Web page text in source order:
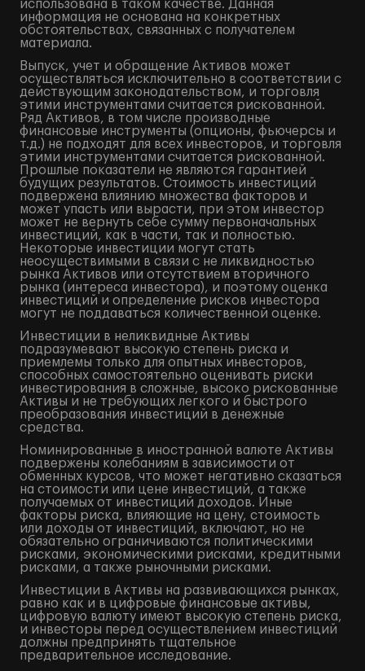
использована в таком качестве. Данная
информация не основана на конкретных
обстоятельствах, связанных с получателем
материала.
Выпуск, учет и обращение Активов может
осуществляться исключительно в соответствии с
действующим законодательством, и торговля
этими инструментами считается рискованной.
Ряд Активов, в том числе производные
финансовые инструменты (опционы, фьючерсы и
т.д.) не подходят для всех инвесторов, и торговля
этими инструментами считается рискованной.
Прошлые показатели не являются гарантией
будущих результатов. Стоимость инвестиций
подвержена влиянию множества факторов и
может упасть или вырасти, при этом инвестор
может не вернуть себе сумму первоначальных
инвестиций, как в части, так и полностью.
Некоторые инвестиции могут стать
неосуществимыми в связи с не ликвидностью
рынка Активов или отсутствием вторичного
рынка (интереса инвестора), и поэтому оценка
инвестиций и определение рисков инвестора
могут не поддаваться количественной оценке.
Инвестиции в неликвидные Активы
подразумевают высокую степень риска и
приемлемы только для опытных инвесторов,
способных самостоятельно оценивать риски
инвестирования в сложные, высоко рискованные
Активы и не требующих легкого и быстрого
преобразования инвестиций в денежные
средства.
Номинированные в иностранной валюте Активы
подвержены колебаниям в зависимости от
обменных курсов, что может негативно сказаться
на стоимости или цене инвестиций, а также
получаемых от инвестиций доходов. Иные
факторы риска, влияющие на цену, стоимость
или доходы от инвестиций, включают, но не
обязательно ограничиваются политическими
рисками, экономическими рисками, кредитными
рисками, а также рыночными рисками.
Инвестиции в Активы на развивающихся рынках,
равно как и в цифровые финансовые активы,
цифровую валюту имеют высокую степень риска,
и инвесторы перед осуществлением инвестиций
должны предпринять тщательное
предварительное исследование.